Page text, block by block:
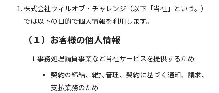
株式会社ウィルオブ・チャレンジ（以下「当社」という。）
では以下の目的で個人情報を利用します。
（１）お客様の個人情報
事務処理請負事業など当社サービスを提供するため
契約の締結、維持管理、契約に基づく通知、請求、
支払業務のため